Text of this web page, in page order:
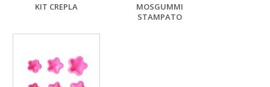
KIT CREPLA
MOSGUMMI
STAMPATO